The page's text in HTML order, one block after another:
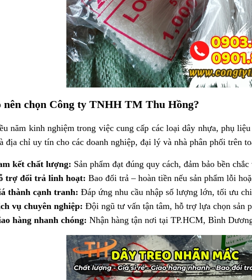
nên chọn Công ty TNHH TM Thu Hồng?
năm kinh nghiệm trong việc cung cấp các loại dây nhựa, phụ
địa chỉ uy tín cho các doanh nghiệp, đại lý và nhà phân phối trên
kết chất lượng: Sản phẩm đạt đúng quy cách, đảm bảo bền
trợ đổi trả linh hoạt: Bao đổi trả – hoàn tiền nếu sản phẩm lỗi
thành cạnh tranh: Đáp ứng nhu cầu nhập số lượng lớn, tối ưu
vụ chuyên nghiệp: Đội ngũ tư vấn tận tâm, hỗ trợ lựa chọn sản
hàng nhanh chóng: Nhận hàng tận nơi tại TP.HCM, Bình